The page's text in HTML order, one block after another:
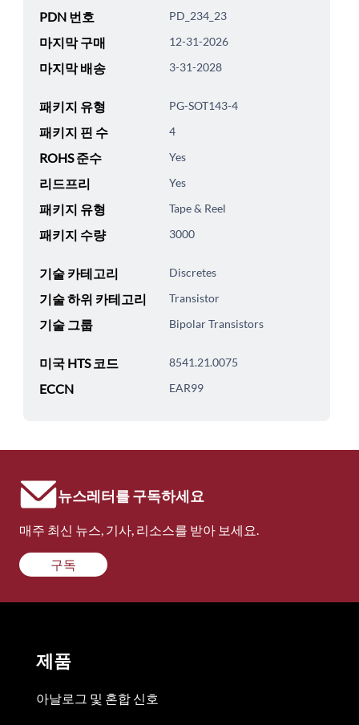
PDN 번호 PD_234_23
마지막 구매 12-31-2026
마지막 배송 3-31-2028
패키지 유형 PG-SOT143-4
패키지 핀 수 4
ROHS 준수 Yes
리드프리 Yes
패키지 유형 Tape & Reel
패키지 수량 3000
기술 카테고리 Discretes
기술 하위 카테고리 Transistor
기술 그룹 Bipolar Transistors
미국 HTS 코드 8541.21.0075
ECCN EAR99
뉴스레터를 구독하세요
매주 최신 뉴스, 기사, 리소스를 받아 보세요.
구독
제품
아날로그 및 혼합 신호